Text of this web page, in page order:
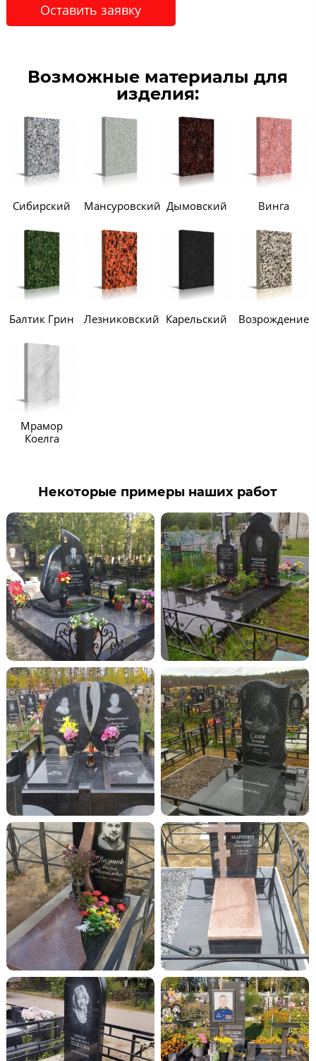
Оставить заявку
Возможные материалы для
изделия:
Сибирский Мансуровский Дымовский Винга
Балтик Грин Лезниковский Карельский Возрождение
Мрамор
Коелга
Некоторые примеры наших работ